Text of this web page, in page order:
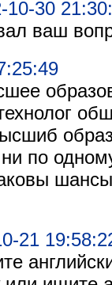
10-30
ваш
по
21